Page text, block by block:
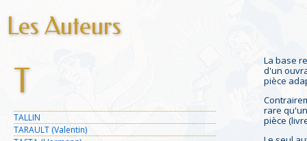
Les Auteurs
T
TALLIN
TARAULT (Valentin)
La base
d'un
pièce
rare
pièce